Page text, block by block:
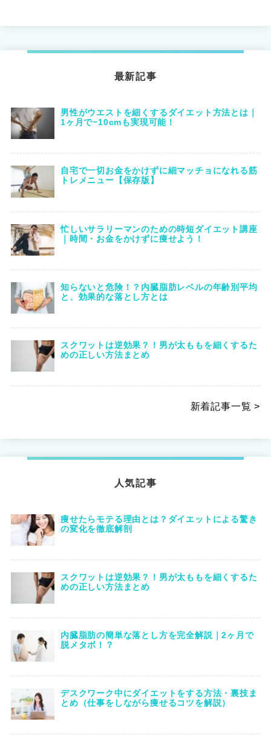
最新記事
男性がウエストを細くするダイエット方法とは｜
1ヶ月で−10cmも実現可能！
自宅で一切お金をかけずに細マッチョになれる筋
トレメニュー【保存版】
忙しいサラリーマンのための時短ダイエット講座
｜時間・お金をかけずに痩せよう！
知らないと危険！？内臓脂肪レベルの年齢別平均
と、効果的な落とし方とは
スクワットは逆効果？！男が太ももを細くするた
めの正しい方法まとめ
新着記事一覧 >
人気記事
痩せたらモテる理由とは？ダイエットによる驚き
の変化を徹底解剖
スクワットは逆効果？！男が太ももを細くするた
めの正しい方法まとめ
内臓脂肪の簡単な落とし方を完全解説｜2ヶ月で
脱メタボ！？
デスクワーク中にダイエットをする方法・裏技ま
とめ（仕事をしながら痩せるコツを解説）